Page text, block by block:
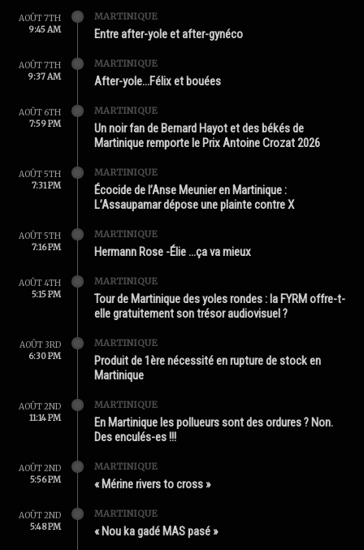
AOÛT 7TH
9:45 AM
MARTINIQUE
Entre after-yole et after-gynéco
AOÛT 7TH
9:37 AM
MARTINIQUE
After-yole…Félix et bouées
AOÛT 6TH
7:59 PM
MARTINIQUE
Un noir fan de Bernard Hayot et des békés de
Martinique remporte le Prix Antoine Crozat 2026
AOÛT 5TH
7:31 PM
MARTINIQUE
Écocide de l’Anse Meunier en Martinique :
L’Assaupamar dépose une plainte contre X
AOÛT 5TH
7:16 PM
MARTINIQUE
Hermann Rose -Élie …ça va mieux
AOÛT 4TH
5:15 PM
MARTINIQUE
Tour de Martinique des yoles rondes : la FYRM offre-t-
elle gratuitement son trésor audiovisuel ?
AOÛT 3RD
6:30 PM
MARTINIQUE
Produit de 1ère nécessité en rupture de stock en
Martinique
AOÛT 2ND
11:14 PM
MARTINIQUE
En Martinique les pollueurs sont des ordures ? Non.
Des enculés-es !!!
AOÛT 2ND
5:56 PM
MARTINIQUE
« Mérine rivers to cross »
AOÛT 2ND
5:48 PM
MARTINIQUE
« Nou ka gadé MAS pasé »